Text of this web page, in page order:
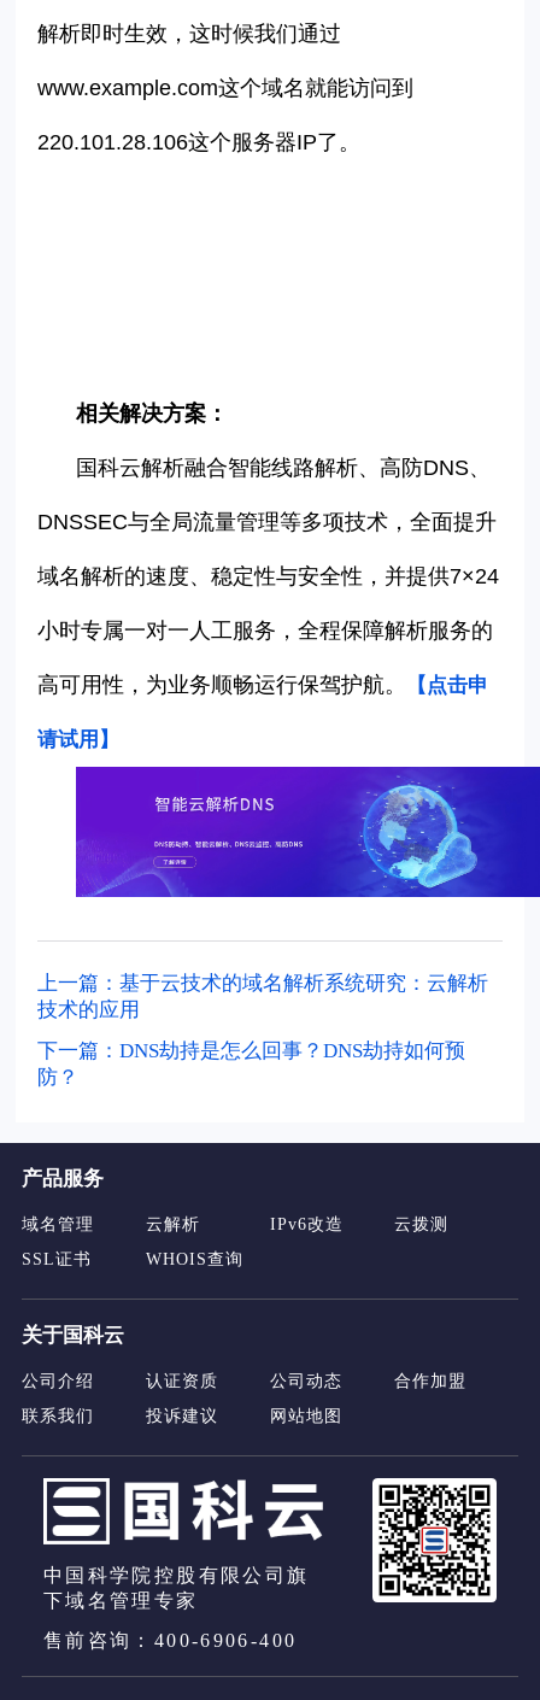
解析即时生效，这时候我们通过
www.example.com这个域名就能访问到
220.101.28.106这个服务器IP了。
相关解决方案：
国科云解析融合智能线路解析、高防DNS、
DNSSEC与全局流量管理等多项技术，全面提升
域名解析的速度、稳定性与安全性，并提供7×24
小时专属一对一人工服务，全程保障解析服务的
高可用性，为业务顺畅运行保驾护航。 【点击申
请试用 】
上一篇：基于云技术的域名解析系统研究：云解析
技术的应用
下一篇：DNS劫持是怎么回事？DNS劫持如何预
防？
产品服务
域名管理 云解析 IPv6改造
云拨测
SSL证书
WHOIS查询
关于国科云
公司介绍 认证资质 公司动态
合作加盟
联系我们
投诉建议 网站地图
中国科学院控股有限公司旗
下域名管理专家
售前咨询：400-6906-400